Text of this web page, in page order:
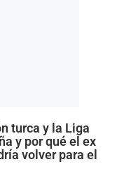
turca y la Liga
y por qué el ex
volver para el